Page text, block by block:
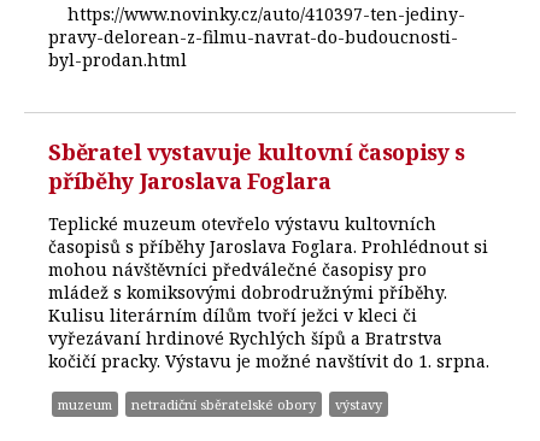
https://www.novinky.cz/auto/410397-ten-jediny-
pravy-delorean-z-filmu-navrat-do-budoucnosti-
byl-prodan.html
Sběratel vystavuje kultovní časopisy s
příběhy Jaroslava Foglara
Teplické muzeum otevřelo výstavu kultovních
časopisů s příběhy Jaroslava Foglara. Prohlédnout si
mohou návštěvníci předválečné časopisy pro
mládež s komiksovými dobrodružnými příběhy.
Kulisu literárním dílům tvoří ježci v kleci či
vyřezávaní hrdinové Rychlých šípů a Bratrstva
kočičí pracky. Výstavu je možné navštívit do 1. srpna.
muzeum netradiční sběratelské obory výstavy